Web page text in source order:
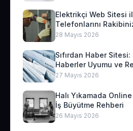
Elektrikçi Web Sitesi
Telefonlarını
28 Mayıs 2026
Sıfırdan Haber Sitesi:
Haberler Uyumu ve
27 Mayıs 2026
Halı Yıkamada
İş Büyütme Rehberi
26 Mayıs 2026